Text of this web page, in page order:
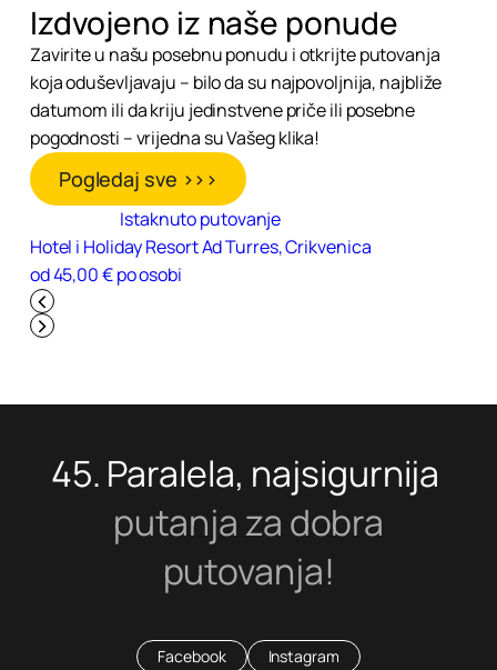
Izdvojeno iz naše ponude
Zavirite u našu posebnu ponudu i otkrijte putovanja
koja oduševljavaju – bilo da su najpovoljnija, najbliže
datumom ili da kriju jedinstvene priče ili posebne
pogodnosti – vrijedna su Vašeg klika!
Pogledaj sve >>>
Istaknuto putovanje
Hotel i Holiday Resort Ad Turres, Crikvenica
od 45,00 € po osobi
45. Paralela, najsigurnija
putanja za dobra
putovanja!
Facebook Instagram